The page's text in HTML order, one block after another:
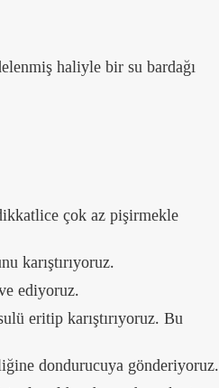
haliyle bir su bardağı
çok az pişirmekle
karıştırıyoruz.
ediyoruz.
eritip karıştırıyoruz. Bu
dondurucuya gönderiyoruz.